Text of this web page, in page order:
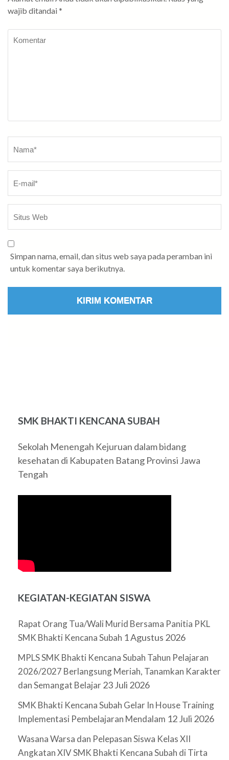
wajib ditandai *
Simpan nama, email, dan situs web saya pada peramban ini
untuk komentar saya berikutnya.
SMK BHAKTI KENCANA SUBAH
Sekolah Menengah Kejuruan dalam bidang
kesehatan di Kabupaten Batang Provinsi Jawa
Tengah
KEGIATAN-KEGIATAN SISWA
Rapat Orang Tua/Wali Murid Bersama Panitia PKL
SMK Bhakti Kencana Subah 1 Agustus 2026
MPLS SMK Bhakti Kencana Subah Tahun Pelajaran
2026/2027 Berlangsung Meriah, Tanamkan Karakter
dan Semangat Belajar23 Juli 2026
SMK Bhakti Kencana Subah Gelar In House Training
Implementasi Pembelajaran Mendalam 12 Juli 2026
Wasana Warsa dan Pelepasan Siswa Kelas XII
Angkatan XIV SMK Bhakti Kencana Subah di Tirta